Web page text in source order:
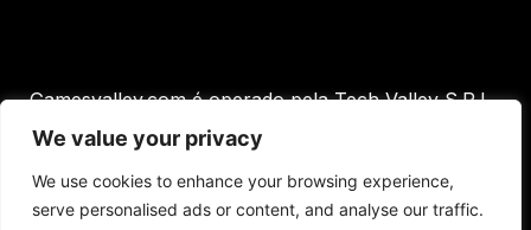
We value your privacy
We use cookies to enhance your browsing experience,
serve personalised ads or content, and analyse our traffic.
Gamesvalley.com é operado pela Tech Valley S.R.L.,
uma empresa licenciada e regulada pela Autoridade
licença: L2234178Y001535